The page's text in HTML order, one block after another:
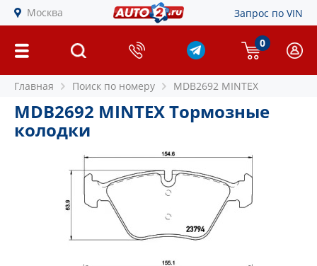
Москва Запрос по VIN
0
Главная Поиск по номеру MDB2692 MINTEX
MDB2692 MINTEX Тормозные
колодки